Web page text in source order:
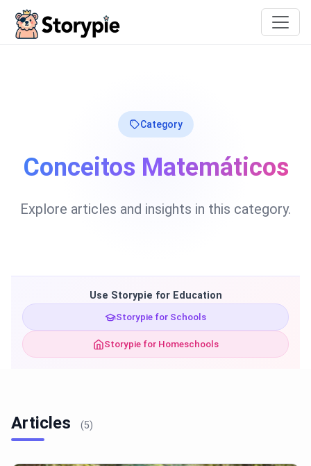
Category
Conceitos Matemáticos
Explore articles and insights in this category.
Use Storypie for Education
Storypie for Schools
Storypie for Homeschools
Articles (5)